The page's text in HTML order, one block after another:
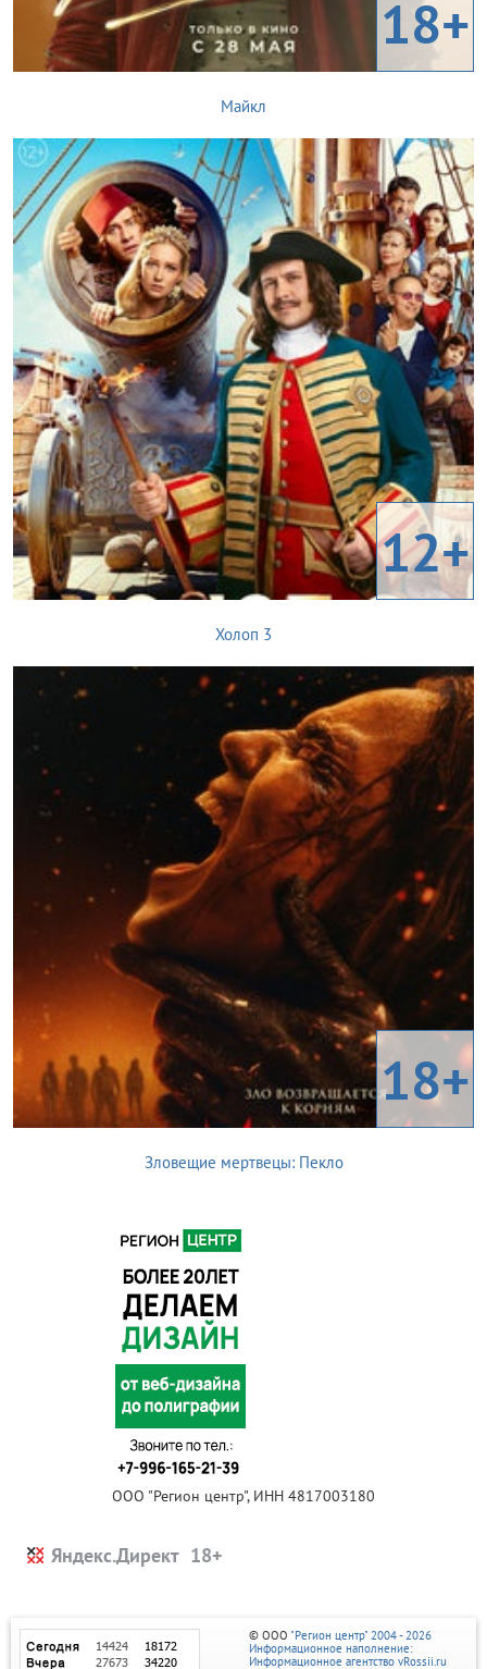
18+
Майкл
12+
Холоп 3
18+
Зловещие мертвецы: Пекло
ООО "Регион центр", ИНН 4817003180
Яндекс.Директ
© ООО "Регион центр" 2004 - 2026
Информационное наполнение:
Информационное агентство vRossii.ru